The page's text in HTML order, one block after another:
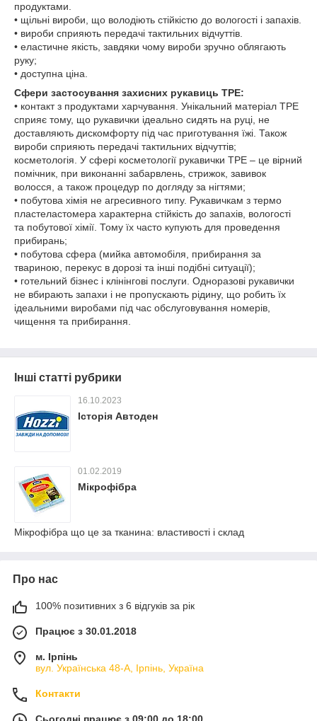
продуктами.
• щільні вироби, що володіють стійкістю до вологості і запахів.
• вироби сприяють передачі тактильних відчуттів.
• еластичне якість, завдяки чому вироби зручно облягають
руку;
• доступна ціна.
Сфери застосування захисних рукавиць TPE:
• контакт з продуктами харчування. Унікальний матеріал TPE
сприяє тому, що рукавички ідеально сидять на руці, не
доставляють дискомфорту під час приготування їжі. Також
вироби сприяють передачі тактильних відчуттів;
косметологія. У сфері косметології рукавички TPE – це вірний
помічник, при виконанні забарвлень, стрижок, завивок
волосся, а також процедур по догляду за нігтями;
• побутова хімія не агресивного типу. Рукавичкам з термо
пластеластомера характерна стійкість до запахів, вологості
та побутової хімії. Тому їх часто купують для проведення
прибирань;
• побутова сфера (мийка автомобіля, прибирання за
твариною, перекус в дорозі та інші подібні ситуації);
• готельний бізнес і клінінгові послуги. Одноразові рукавички
не вбирають запахи і не пропускають рідину, що робить їх
ідеальними виробами під час обслуговування номерів,
чищення та прибирання.
Інші статті рубрики
16.10.2023
Історія Автоден
01.02.2019
Мікрофібра
Мікрофібра що це за тканина: властивості і склад
Про нас
100% позитивних з 6 відгуків за рік
Працює з 30.01.2018
м. Ірпінь
вул. Українська 48-А, Ірпінь, Україна
Контакти